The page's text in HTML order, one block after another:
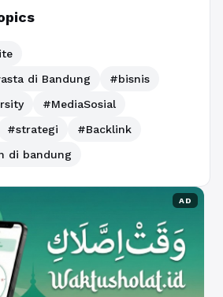
di Bandung
#bisnis
#MediaSosial
#strategi
#Backlink
di bandung
AD